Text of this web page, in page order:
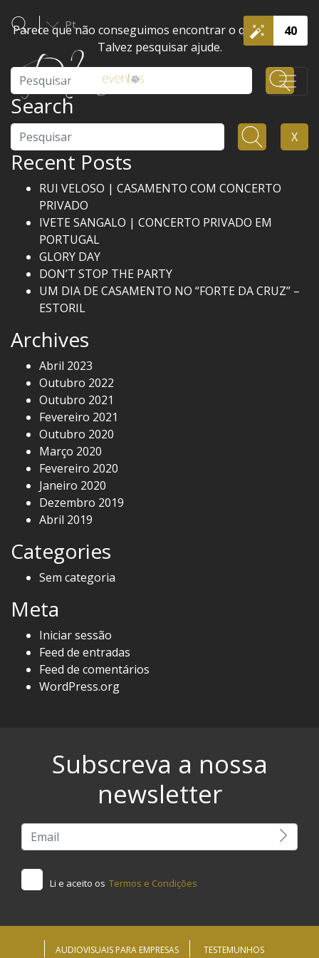
40
Pt
Parece que não conseguimos encontrar o que procura.
Talvez pesquisar ajude.
Search
Pesquisar X
Recent Posts
RUI VELOSO | CASAMENTO COM CONCERTO
PRIVADO
IVETE SANGALO | CONCERTO PRIVADO EM
PORTUGAL
GLORY DAY
DON’T STOP THE PARTY
UM DIA DE CASAMENTO NO “FORTE DA CRUZ” –
ESTORIL
Archives
Abril 2023
Outubro 2022
Outubro 2021
Fevereiro 2021
Outubro 2020
Março 2020
Fevereiro 2020
Janeiro 2020
Dezembro 2019
Abril 2019
Categories
Sem categoria
Meta
Iniciar sessão
Feed de entradas
Feed de comentários
WordPress.org
Subscreva a nossa
newsletter
Li e aceito os Termos e Condições
AUDIOVISUAIS PARA EMPRESAS TESTEMUNHOS